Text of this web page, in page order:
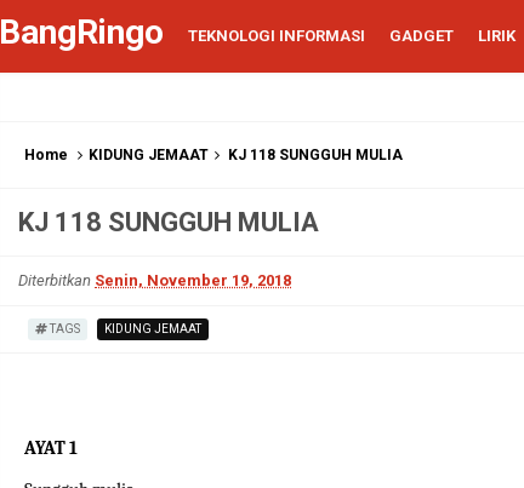
BangRingo TEKNOLOGI INFORMASI GADGET LIRIK
Home KIDUNG JEMAAT KJ 118 SUNGGUH MULIA
KJ 118 SUNGGUH MULIA
Diterbitkan Senin, November 19, 2018
TAGS KIDUNG JEMAAT
AYAT 1